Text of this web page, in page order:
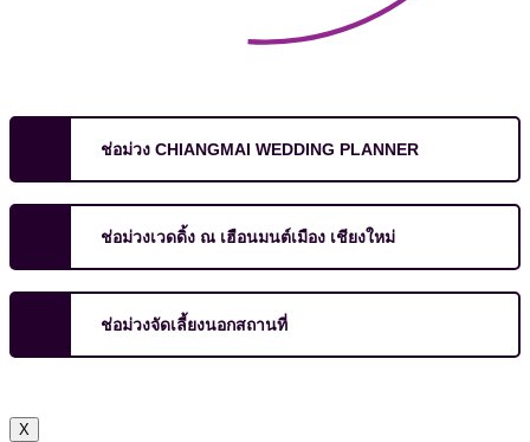
ช่อม่วง CHIANGMAI WEDDING PLANNER
ช่อม่วงเวดดิ้ง ณ เฮือนมนต์เมือง เชียงใหม่
ช่อม่วงจัดเลี้ยงนอกสถานที่
X